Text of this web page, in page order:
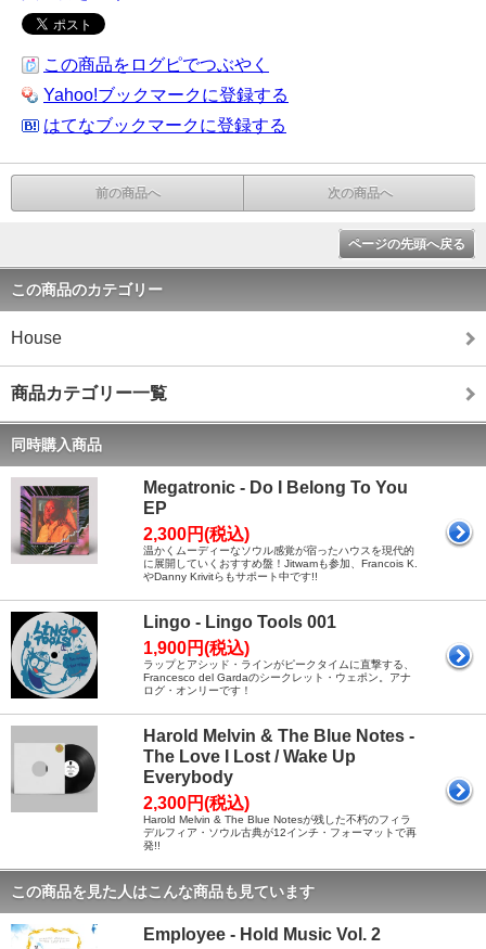
この商品をログピでつぶやく
Yahoo!ブックマークに登録する
はてなブックマークに登録する
前の商品へ 次の商品へ
ページの先頭へ戻る
この商品のカテゴリー
House
商品カテゴリー一覧
同時購入商品
Megatronic - Do I Belong To You
EP
2,300円(税込)
温かくムーディーなソウル感覚が宿ったハウスを現代的
に展開していくおすすめ盤！Jitwamも参加、Francois K.
やDanny Krivitらもサポート中です!!
Lingo - Lingo Tools 001
1,900円(税込)
ラップとアシッド・ラインがピークタイムに直撃する、
Francesco del Gardaのシークレット・ウェポン。アナ
ログ・オンリーです！
Harold Melvin & The Blue Notes -
The Love I Lost / Wake Up
Everybody
2,300円(税込)
Harold Melvin & The Blue Notesが残した不朽のフィラ
デルフィア・ソウル古典が12インチ・フォーマットで再
発!!
この商品を見た人はこんな商品も見ています
Employee - Hold Music Vol. 2